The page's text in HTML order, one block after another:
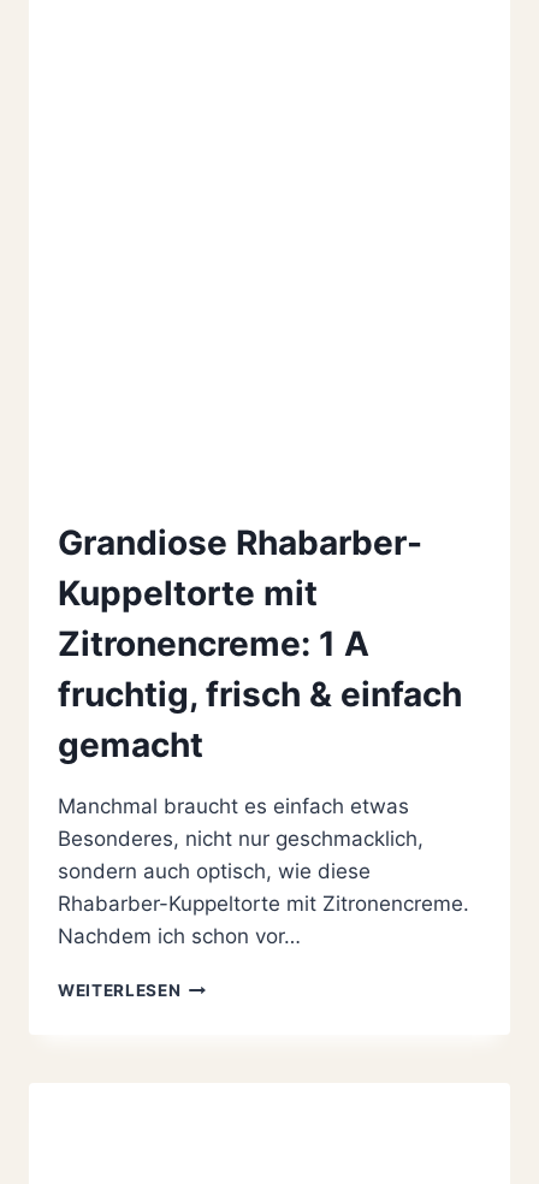
Grandiose Rhabarber-
Kuppeltorte mit
Zitronencreme: 1 A
fruchtig, frisch & einfach
gemacht
Manchmal braucht es einfach etwas
Besonderes, nicht nur geschmacklich,
sondern auch optisch, wie diese
Rhabarber-Kuppeltorte mit Zitronencreme.
Nachdem ich schon vor…
WEITERLESEN GRANDIOSE